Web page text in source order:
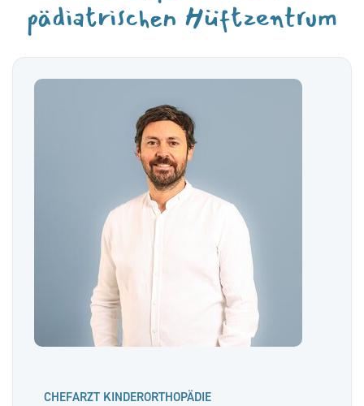
pädiatrischen Hüftzentrum
CHEFARZT KINDERORTHOPÄDIE